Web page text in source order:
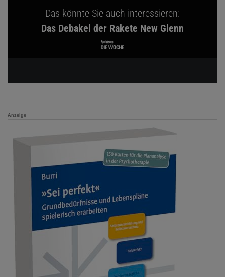
Das könnte Sie auch interessieren:
Das Debakel der Rakete New Glenn
Anzeige